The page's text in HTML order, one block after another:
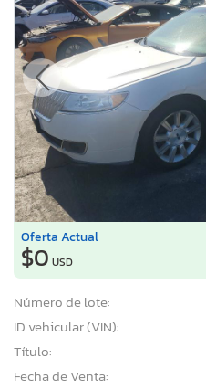
Oferta Actual
$0 USD
Número de lote:
ID vehicular (VIN):
Título:
Fecha de Venta: